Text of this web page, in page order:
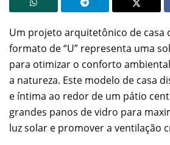
Um projeto arquitetônico de casa
formato de “U” representa uma
para otimizar o conforto
a natureza. Este modelo de casa
e íntima ao redor de um pátio
grandes panos de vidro para
luz solar e promover a ventilação